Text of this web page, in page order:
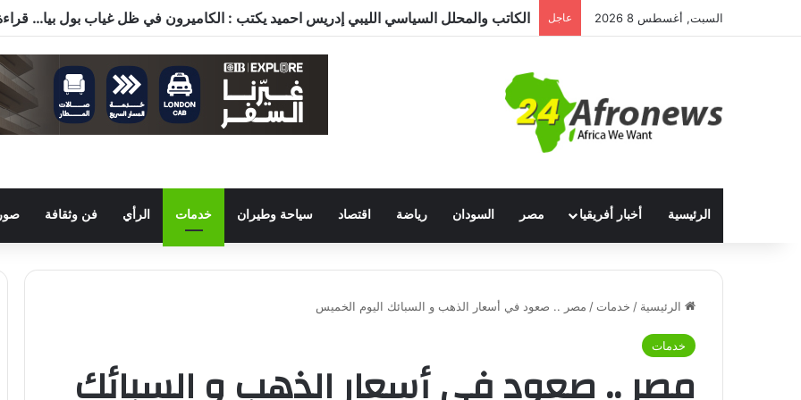
السبت, أغسطس 8 2026 عاجل
الرئيسية أخبار أفريقيا مصر السودان رياضة اقتصاد سياحة وطيران خدمات الرأي فن وثقافة
الرئيسية / خدمات / مصر .. صعود في أسعار الذهب و السبائك اليوم الخميس
خدمات